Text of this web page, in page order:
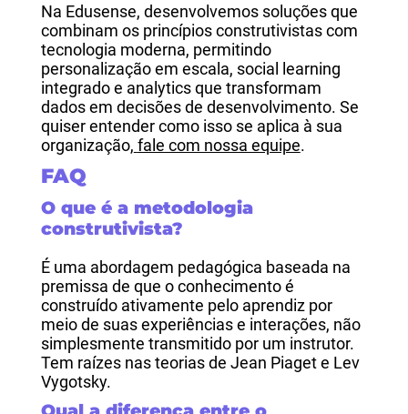
Na Edusense, desenvolvemos soluções que
combinam os princípios construtivistas com
tecnologia moderna, permitindo
personalização em escala, social learning
integrado e analytics que transformam
dados em decisões de desenvolvimento. Se
quiser entender como isso se aplica à sua
organização, fale com nossa equipe.
FAQ
O que é a metodologia
construtivista?
É uma abordagem pedagógica baseada na
premissa de que o conhecimento é
construído ativamente pelo aprendiz por
meio de suas experiências e interações, não
simplesmente transmitido por um instrutor.
Tem raízes nas teorias de Jean Piaget e Lev
Vygotsky.